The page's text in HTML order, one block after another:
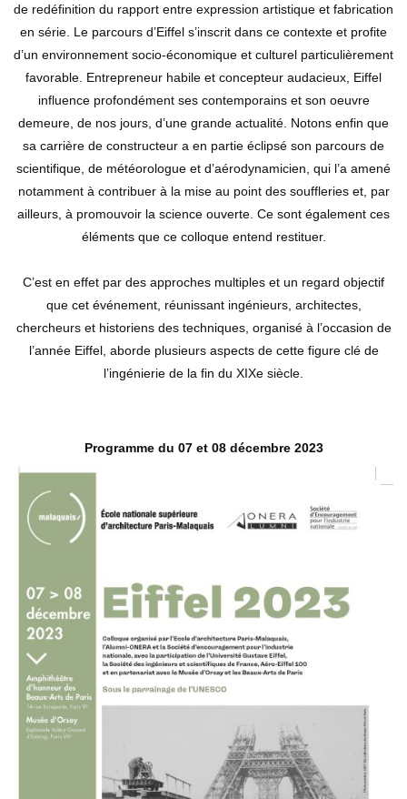
de redéfinition du rapport entre expression artistique et fabrication
en série. Le parcours d’Eiffel s’inscrit dans ce contexte et profite
d’un environnement socio-économique et culturel particulièrement
favorable. Entrepreneur habile et concepteur audacieux, Eiffel
influence profondément ses contemporains et son oeuvre
demeure, de nos jours, d’une grande actualité. Notons enfin que
sa carrière de constructeur a en partie éclipsé son parcours de
scientifique, de météorologue et d’aérodynamicien, qui l’a amené
notamment à contribuer à la mise au point des souffleries et, par
ailleurs, à promouvoir la science ouverte. Ce sont également ces
éléments que ce colloque entend restituer.
C’est en effet par des approches multiples et un regard objectif
que cet événement, réunissant ingénieurs, architectes,
chercheurs et historiens des techniques, organisé à l’occasion de
l’année Eiffel, aborde plusieurs aspects de cette figure clé de
l’ingénierie de la fin du XIXe siècle.
Programme du 07 et 08 décembre 2023